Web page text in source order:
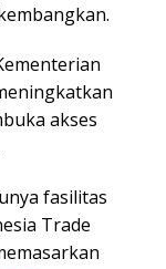
akses
fasilitas
Trade